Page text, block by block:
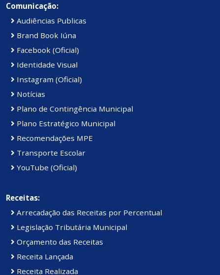
Comunicação:
Audiências Publicas
Brand Book Iúna
Facebook (Oficial)
Identidade Visual
Instagram (Oficial)
Notícias
Plano de Contingência Municipal
Plano Estratégico Municipal
Recomendações MPE
Transporte Escolar
YouTube (Oficial)
Receitas:
Arrecadação das Receitas por Percentual
Legislação Tributária Municipal
Orçamento das Receitas
Receita Lançada
Receita Realizada